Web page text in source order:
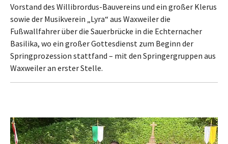
Vorstand des Willibrordus-Bauvereins und ein großer Klerus
sowie der Musikverein „Lyra“ aus Waxweiler die
Fußwallfahrer über die Sauerbrücke in die Echternacher
Basilika, wo ein großer Gottesdienst zum Beginn der
Springprozession stattfand – mit den Springergruppen aus
Waxweiler an erster Stelle.